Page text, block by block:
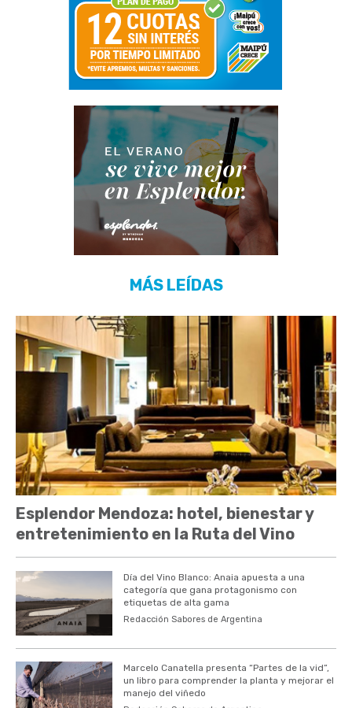
MÁS LEÍDAS
Esplendor Mendoza: hotel, bienestar y
entretenimiento en la Ruta del Vino
Día del Vino Blanco: Anaia apuesta a una
categoría que gana protagonismo con
etiquetas de alta gama
Redacción Sabores de Argentina
Marcelo Canatella presenta “Partes de la vid”,
un libro para comprender la planta y mejorar el
manejo del viñedo